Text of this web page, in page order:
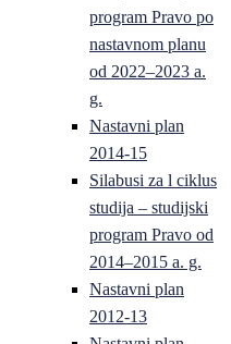
program Pravo po
nastavnom planu
od 2022–2023 a.
g.
Nastavni plan
2014-15
Silabusi za l ciklus
studija – studijski
program Pravo od
2014–2015 a. g.
Nastavni plan
2012-13